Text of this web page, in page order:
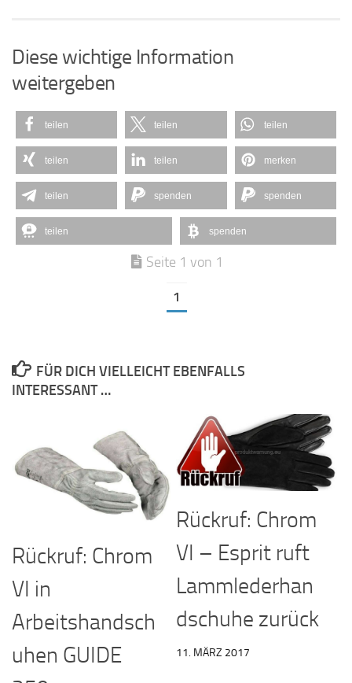
Diese wichtige Information
weitergeben
teilen teilen teilen
teilen teilen merken
teilen spenden spenden
teilen spenden
Seite 1 von 1
1
FÜR DICH VIELLEICHT EBENFALLS
INTERESSANT …
Rückruf: Chrom
VI in
Arbeitshandsch
uhen GUIDE
Rückruf: Chrom
VI – Esprit ruft
Lammlederhan
dschuhe zurück
11. MÄRZ 2017